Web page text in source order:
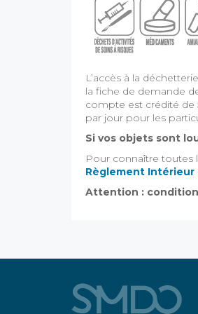
L’accès à la
la fiche de demande
compte est crédité de
par jour pour les
Si vos objets sont
Pour connaître toutes
Règlement Intérieur
Attention :